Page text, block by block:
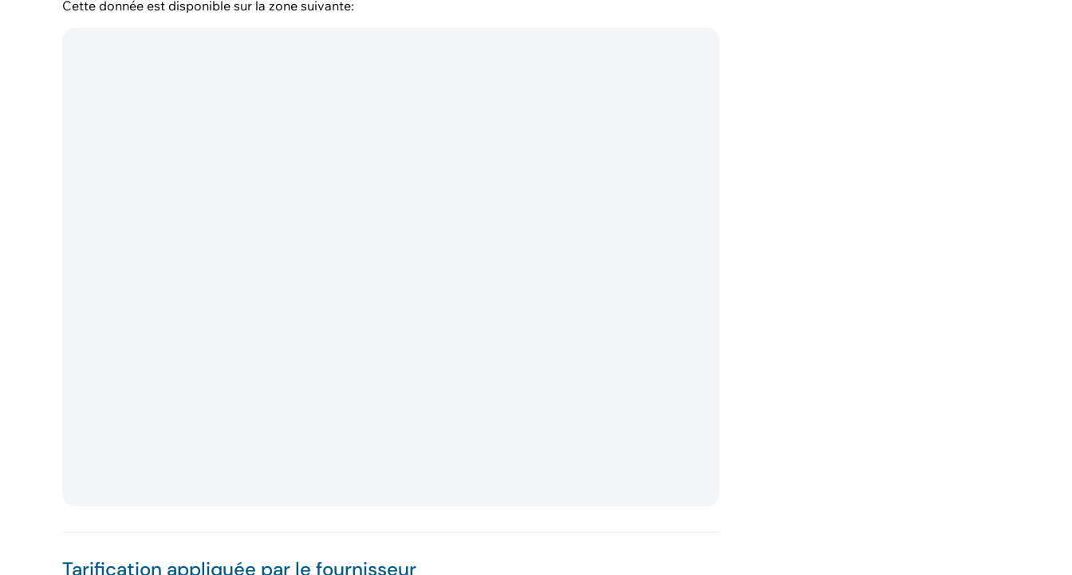
Cette donnée est disponible sur la zone suivante:
Tarification appliquée par le fournisseur